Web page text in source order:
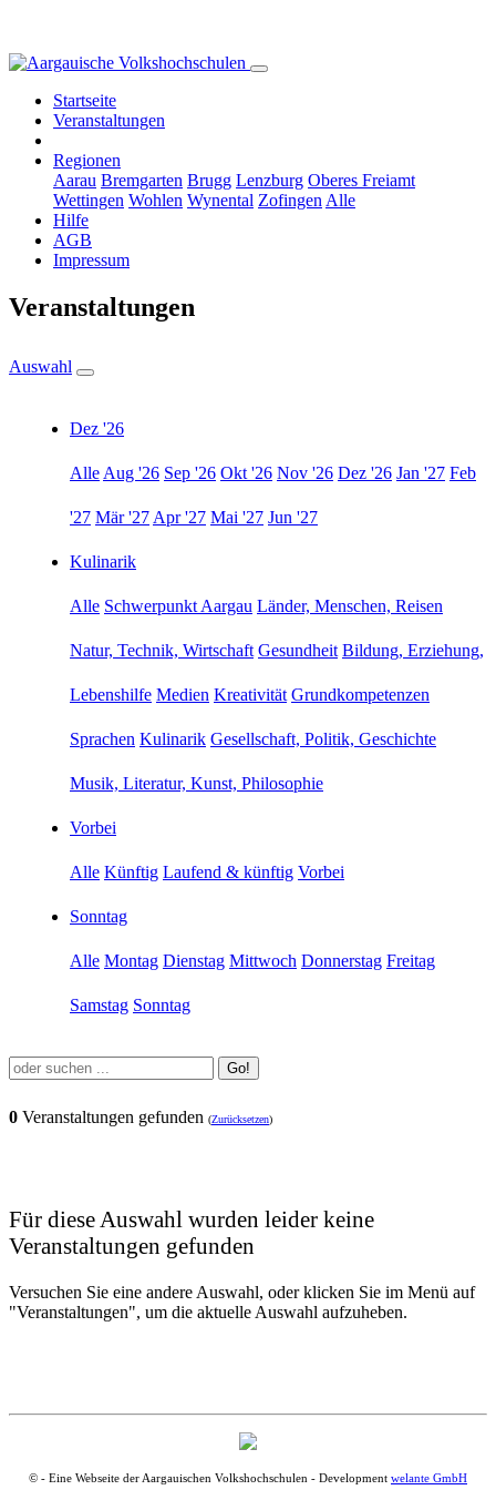
Startseite
Veranstaltungen
Regionen
Aarau Bremgarten Brugg Lenzburg Oberes Freiamt
Wettingen Wohlen Wynental Zofingen Alle
Hilfe
AGB
Impressum
Veranstaltungen
Auswahl
Dez '26
Alle Aug '26 Sep '26 Okt '26 Nov '26 Dez '26 Jan '27 Feb
'27 Mär '27 Apr '27 Mai '27 Jun '27
Kulinarik
Alle Schwerpunkt Aargau Länder, Menschen, Reisen
Natur, Technik, Wirtschaft Gesundheit Bildung, Erziehung,
Lebenshilfe Medien Kreativität Grundkompetenzen
Sprachen Kulinarik Gesellschaft, Politik, Geschichte
Musik, Literatur, Kunst, Philosophie
Vorbei
Alle Künftig Laufend & künftig Vorbei
Sonntag
Alle Montag Dienstag Mittwoch Donnerstag Freitag
Samstag Sonntag
Go!
0 Veranstaltungen gefunden (Zurücksetzen)
Für diese Auswahl wurden leider keine
Veranstaltungen gefunden
Versuchen Sie eine andere Auswahl, oder klicken Sie im Menü auf
"Veranstaltungen", um die aktuelle Auswahl aufzuheben.
© - Eine Webseite der Aargauischen Volkshochschulen - Development welante GmbH